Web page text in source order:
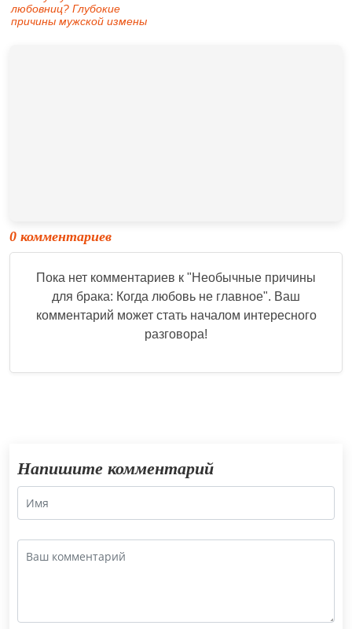
любовниц? Глубокие
причины мужской измены
0 комментариев
Пока нет комментариев к "Необычные причины
для брака: Когда любовь не главное". Ваш
комментарий может стать началом интересного
разговора!
Напишите комментарий